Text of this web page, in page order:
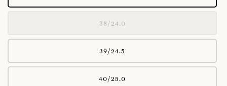
38/24.0
39/24.5
40/25.0